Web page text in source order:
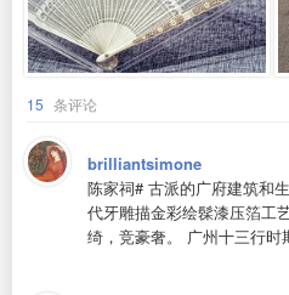
15 条评论
brilliantsimone
陈家祠# 古派的广府建筑和
代牙雕描金彩绘髹漆压箔工
绮，竞豪奢。 广州十三行